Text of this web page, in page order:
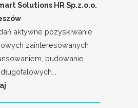
Solutions HR Sp.z.o.o.
aktywne pozyskiwanie
zainteresowanych
budowanie